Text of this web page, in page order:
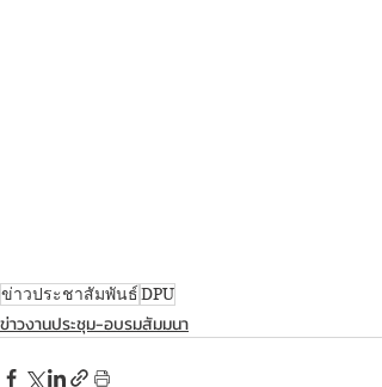
ข่าวประชาสัมพันธ์DPU
ข่าวงานประชุม-อบรมสัมมนา